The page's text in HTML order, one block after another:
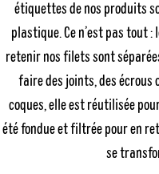
étiquettes de nos produits
plastique. Ce n’est pas tout
retenir nos filets sont
faire des joints, des écrous
coques, elle est réutilisée
été fondue et filtrée pour en
se